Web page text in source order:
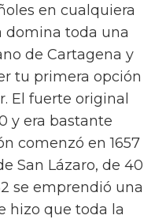
en cualquiera
domina toda una
de Cartagena y
tu primera opción
El fuerte original
y era bastante
comenzó en 1657
San Lázaro, de 40
se emprendió una
hizo que toda la